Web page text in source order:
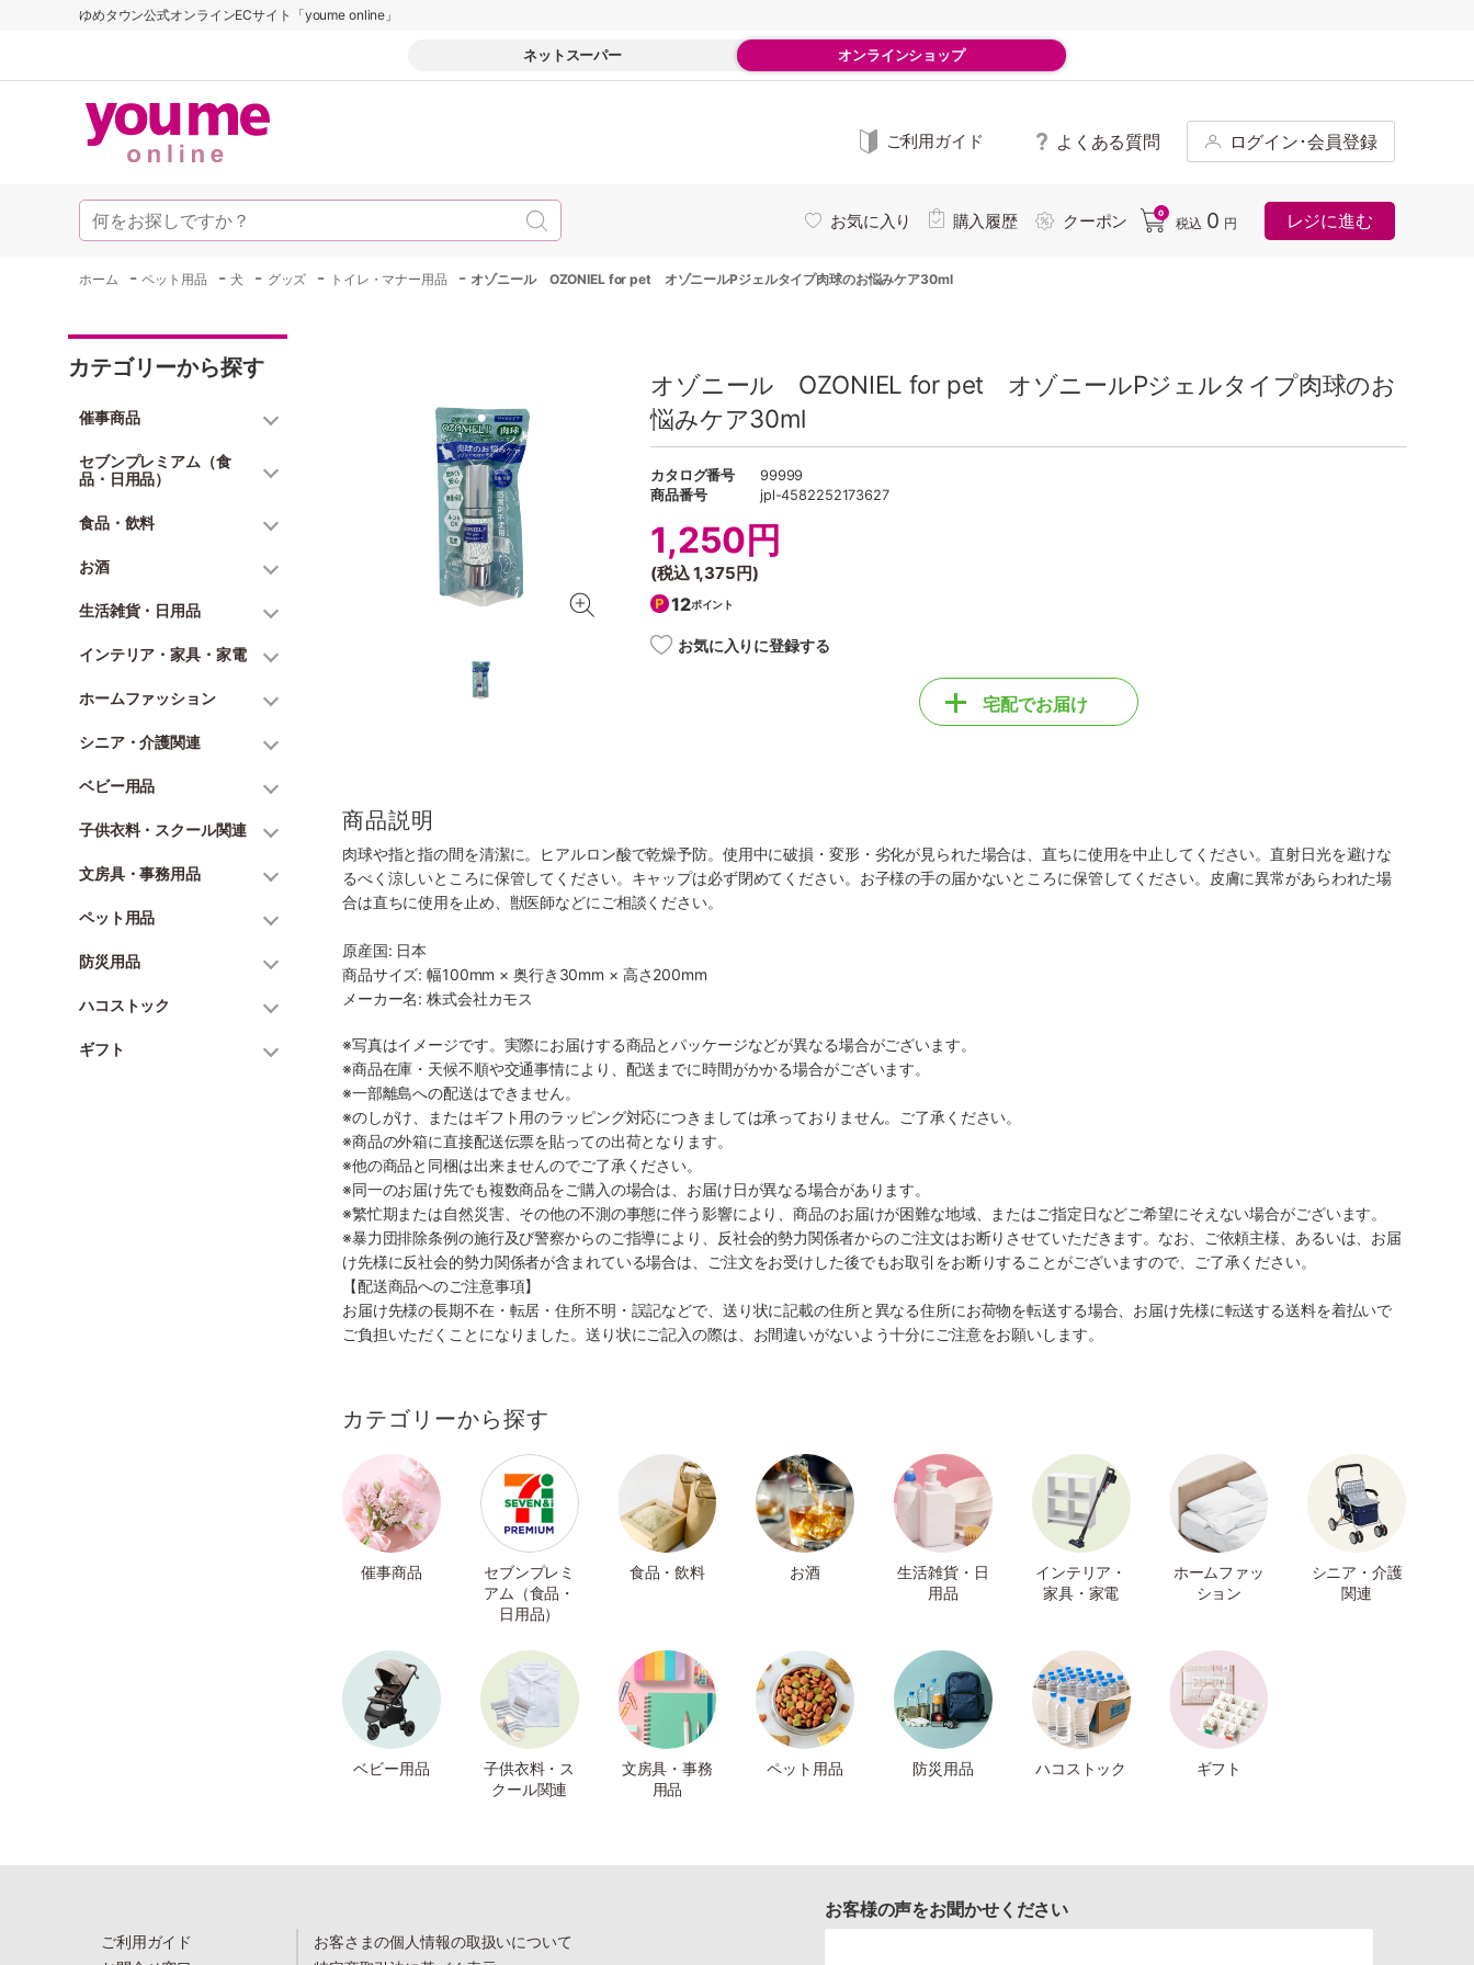
ゆめタウン公式オンラインECサイト「youme online」
ネットスーパー オンラインショップ
ご利用ガイド よくある質問 ログイン･会員登録
お気に入り 購入履歴 クーポン 0
税込 0 円 レジに進む
ホーム -ペット用品 -犬 - グッズ - トイレ・マナー用品 - オゾニール OZONIEL for pet オゾニールPジェルタイプ肉球のお悩みケア30ml
カテゴリーから探す
催事商品
セブンプレミアム（食
品・日用品）
食品・飲料
お酒
生活雑貨・日用品
インテリア・家具・家電
ホームファッション
シニア・介護関連
ベビー用品
子供衣料・スクール関連
文房具・事務用品
ペット用品
防災用品
ハコストック
ギフト
オゾニール OZONIEL for pet オゾニールPジェルタイプ肉球のお
悩みケア30ml
カタログ番号
99999
商品番号
jpl-4582252173627
1,250円
(税込1,375円)
12ポイント
お気に入りに登録する
宅配でお届け
商品説明
肉球や指と指の間を清潔に。ヒアルロン酸で乾燥予防。使用中に破損・変形・劣化が見られた場合は、直ちに使用を中止してください。直射日光を避けな
るべく涼しいところに保管してください。キャップは必ず閉めてください。お子様の手の届かないところに保管してください。皮膚に異常があらわれた場
合は直ちに使用を止め、獣医師などにご相談ください。
原産国: 日本
商品サイズ: 幅100mm × 奥行き30mm × 高さ200mm
メーカー名: 株式会社カモス
※写真はイメージです。実際にお届けする商品とパッケージなどが異なる場合がございます。
※商品在庫・天候不順や交通事情により、配送までに時間がかかる場合がございます。
※一部離島への配送はできません。
※のしがけ、またはギフト用のラッピング対応につきましては承っておりません。ご了承ください。
※商品の外箱に直接配送伝票を貼っての出荷となります。
※他の商品と同梱は出来ませんのでご了承ください。
※同一のお届け先でも複数商品をご購入の場合は、お届け日が異なる場合があります。
※繁忙期または自然災害、その他の不測の事態に伴う影響により、商品のお届けが困難な地域、またはご指定日などご希望にそえない場合がございます。
※暴力団排除条例の施行及び警察からのご指導により、反社会的勢力関係者からのご注文はお断りさせていただきます。なお、ご依頼主様、あるいは、お届
け先様に反社会的勢力関係者が含まれている場合は、ご注文をお受けした後でもお取引をお断りすることがございますので、ご了承ください。
【配送商品へのご注意事項】
お届け先様の長期不在・転居・住所不明・誤記などで、送り状に記載の住所と異なる住所にお荷物を転送する場合、お届け先様に転送する送料を着払いで
ご負担いただくことになりました。送り状にご記入の際は、お間違いがないよう十分にご注意をお願いします。
カテゴリーから探す
催事商品
セブンプレミ
アム（食品・
日用品）
食品・飲料 お酒
生活雑貨・日
用品
インテリア・
家具・家電
ホームファッ
ション
シニア・介護
関連
ベビー用品
子供衣料・ス
クール関連
文房具・事務
用品
ペット用品 防災用品 ハコストック ギフト
ご利用ガイド
お客さまの個人情報の取扱いについて
お客様の声をお聞かせください